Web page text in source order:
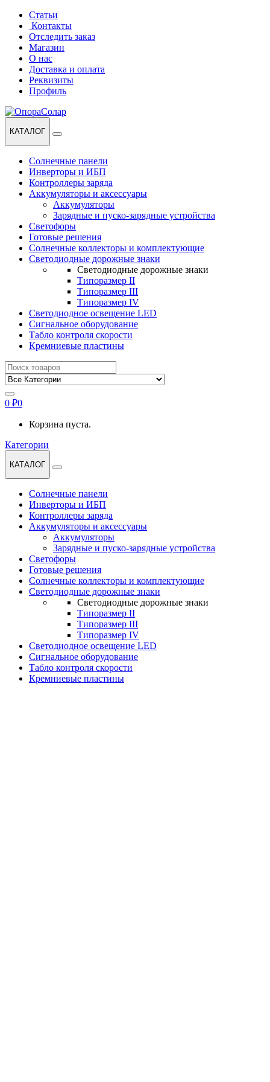
Перейти
навигации
Перейти
содержанию
Статьи
Контакты
Отследить заказ
Магазин
О нас
Доставка и оплата
Реквизиты
Профиль
КАТАЛОГ
Солнечные панели
Инверторы и ИБП
Контроллеры заряда
Аккумуляторы и аксессуары
Аккумуляторы
Зарядные и пуско-зарядные устройства
Светофоры
Готовые решения
Солнечные коллекторы и комплектующие
Светодиодные дорожные знаки
Светодиодные дорожные знаки
Типоразмер II
Типоразмер III
Типоразмер IV
Светодиодное освещение LED
Сигнальное оборудование
Табло контроля скорости
Кремниевые пластины
Найти:
0 ₽0
Корзина пуста.
Категории
КАТАЛОГ
Солнечные панели
Инверторы и ИБП
Контроллеры заряда
Аккумуляторы и аксессуары
Аккумуляторы
Зарядные и пуско-зарядные устройства
Светофоры
Готовые решения
Солнечные коллекторы и комплектующие
Светодиодные дорожные знаки
Светодиодные дорожные знаки
Типоразмер II
Типоразмер III
Типоразмер IV
Светодиодное освещение LED
Сигнальное оборудование
Табло контроля скорости
Кремниевые пластины